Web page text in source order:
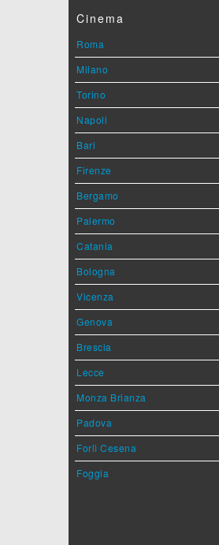
Cinema
Roma
Milano
Torino
Napoli
Bari
Firenze
Bergamo
Palermo
Catania
Bologna
Vicenza
Genova
Brescia
Lecce
Monza Brianza
Padova
Forlì Cesena
Foggia